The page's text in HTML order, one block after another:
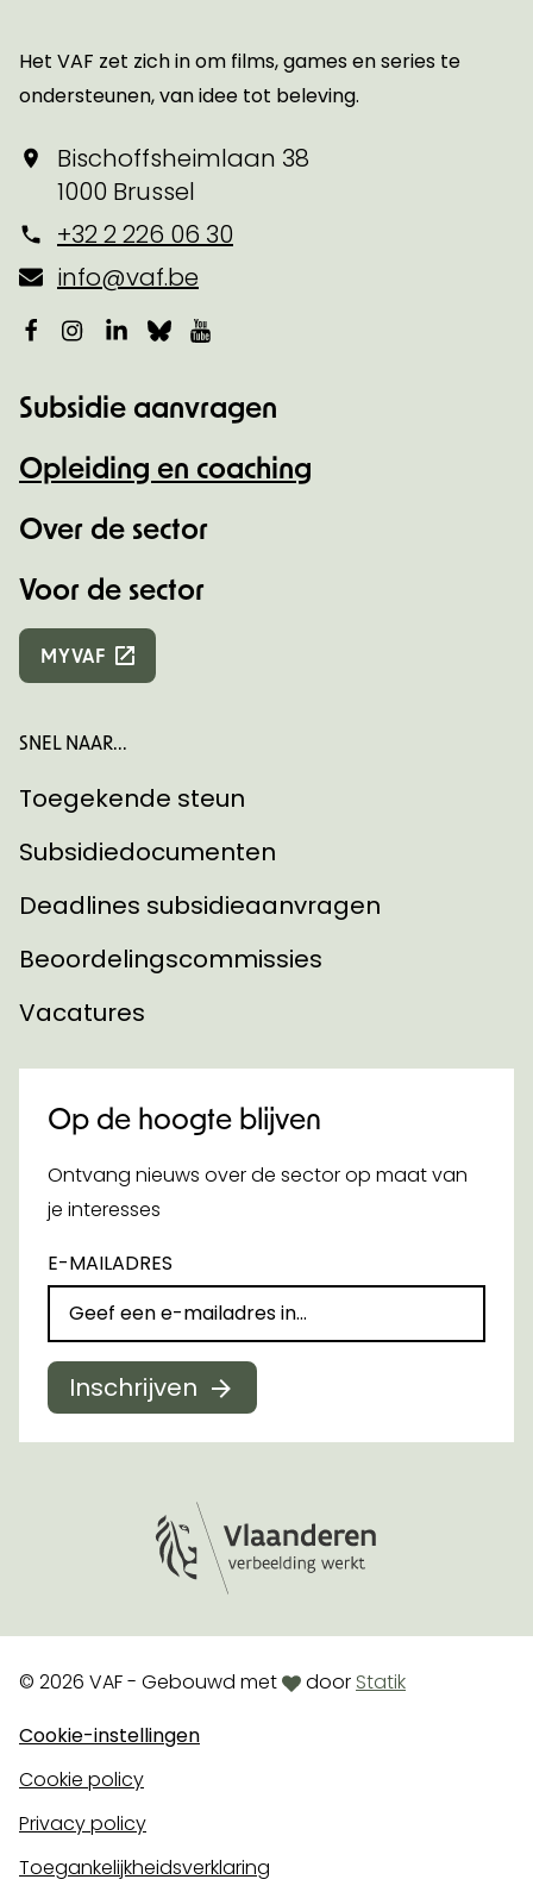
Het VAF zet zich in om films, games en series te
ondersteunen, van idee tot beleving.
Bischoffsheimlaan 38
1000 Brussel
+32 2 226 06 30
info@vaf.be
Facebook
Instagram
LinkedIn
Bluesky
Subsidie aanvragen
Opleiding en coaching
Over de sector
Voor de sector
MYVAF
SNEL NAAR...
Toegekende steun
Subsidiedocumenten
Deadlines subsidieaanvragen
Beoordelingscommissies
Vacatures
Op de hoogte blijven
Ontvang nieuws over de sector op maat van
je interesses
E-MAILADRES
Inschrijven
© 2026 VAF - Gebouwd metlovedoor Statik
Cookie-instellingen
Cookie policy
Privacy policy
Toegankelijkheidsverklaring